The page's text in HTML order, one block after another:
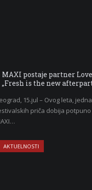
MAXI postaje partner
„Fresh is the new
15.jul – Ovog leta,
priča dobija
AKTUELNOSTI